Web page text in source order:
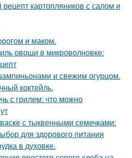
картопляников с салом и
и маком.
овощи в микроволновке:
и свежим огурцом.
коктейль.
с грилем: что можно
с тыквенными семечками:
для здорового питания
в духовке.